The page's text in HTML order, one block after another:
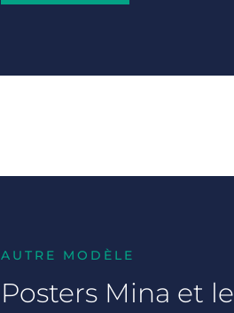
AUTRE MODÈLE
Posters Mina et le